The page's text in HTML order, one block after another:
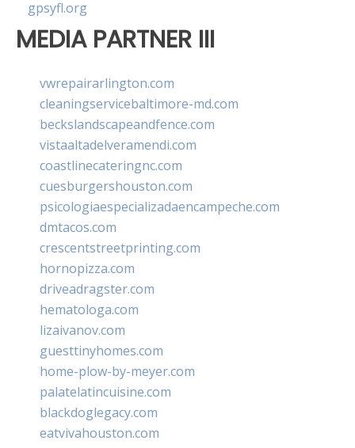
gpsyfl.org
MEDIA PARTNER III
vwrepairarlington.com
cleaningservicebaltimore-md.com
beckslandscapeandfence.com
vistaaltadelveramendi.com
coastlinecateringnc.com
cuesburgershouston.com
psicologiaespecializadaencampeche.com
dmtacos.com
crescentstreetprinting.com
hornopizza.com
driveadragster.com
hematologa.com
lizaivanov.com
guesttinyhomes.com
home-plow-by-meyer.com
palatelatincuisine.com
blackdoglegacy.com
eatvivahouston.com